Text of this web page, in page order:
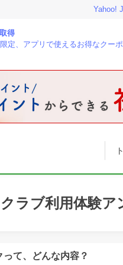
Yahoo!
得
定、アプリで使えるお得なクー
ラブ利用体験ア
って、どんな内容？